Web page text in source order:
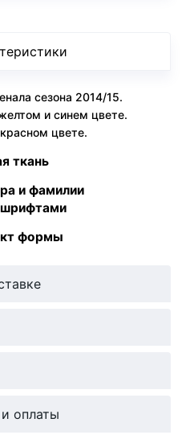
сезона 2014/15.
и синем цвете.
цвете.
ткань
и фамилии
формы
оплаты